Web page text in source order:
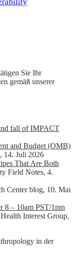
Sie Ihr
gemäß unserer
fall of IMPACT
and Budget (OMB)
, 14. Juli 2026
That Are Both
Field Notes, 4.
Center blog, 10. Mai
8 – 10am PST/1pm
Interest Group,
in der